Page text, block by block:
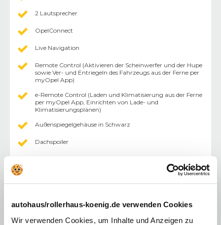
autohaus/rollerhaus-koenig.de verwenden Cookies
Wir verwenden Cookies, um Inhalte und Anzeigen zu
2 Lautsprecher
OpelConnect
Live Navigation
Remote Control (Aktivieren der Scheinwerfer und der Hupe
sowie Ver- und Entriegeln des Fahrzeugs aus der Ferne per
myOpel App)
e-Remote Control (Laden und Klimatisierung aus der Ferne
per myOpel App, Einrichten von Lade- und
Klimatisierungsplänen)
Außenspiegelgehäuse in Schwarz
Dachspoiler
Airbagsystem (Frontairbags, Fahrer und Beifahrer;
Seitenairbags, vorn und hinten)